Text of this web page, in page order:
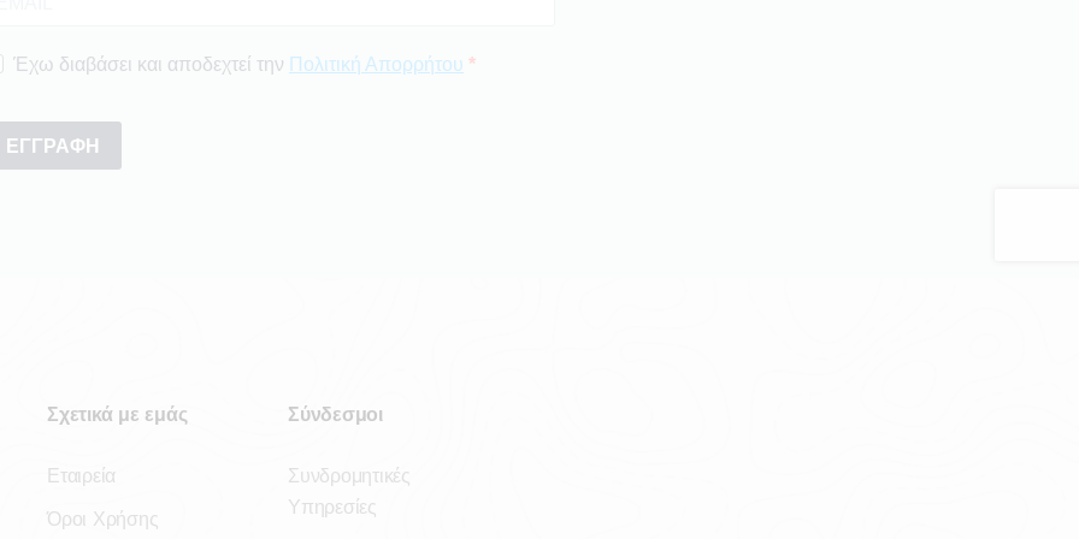
Σχετικά με εμάς
Εταιρεία
Όροι Χρήσης
Σύνδεσμοι
Συνδρομητικές
Υπηρεσίες